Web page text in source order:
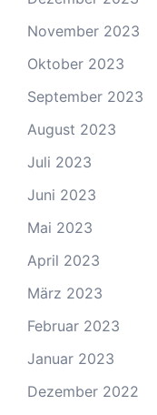
November 2023
Oktober 2023
September 2023
August 2023
Juli 2023
Juni 2023
Mai 2023
April 2023
März 2023
Februar 2023
Januar 2023
Dezember 2022